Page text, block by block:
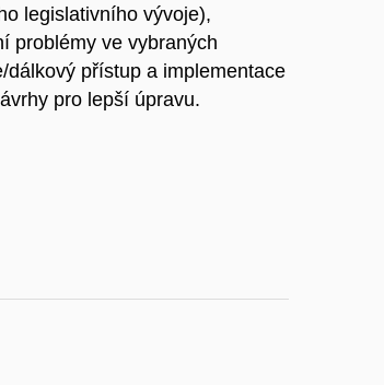
legislativního vývoje),
problémy ve vybraných
přístup a implementace
pro lepší úpravu.